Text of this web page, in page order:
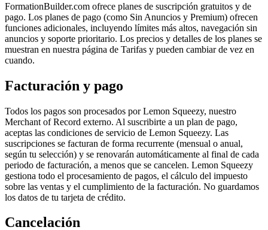
FormationBuilder.com ofrece planes de suscripción gratuitos y de
pago. Los planes de pago (como Sin Anuncios y Premium) ofrecen
funciones adicionales, incluyendo límites más altos, navegación sin
anuncios y soporte prioritario. Los precios y detalles de los planes se
muestran en nuestra página de Tarifas y pueden cambiar de vez en
cuando.
Facturación y pago
Todos los pagos son procesados por Lemon Squeezy, nuestro
Merchant of Record externo. Al suscribirte a un plan de pago,
aceptas las condiciones de servicio de Lemon Squeezy. Las
suscripciones se facturan de forma recurrente (mensual o anual,
según tu selección) y se renovarán automáticamente al final de cada
periodo de facturación, a menos que se cancelen. Lemon Squeezy
gestiona todo el procesamiento de pagos, el cálculo del impuesto
sobre las ventas y el cumplimiento de la facturación. No guardamos
los datos de tu tarjeta de crédito.
Cancelación